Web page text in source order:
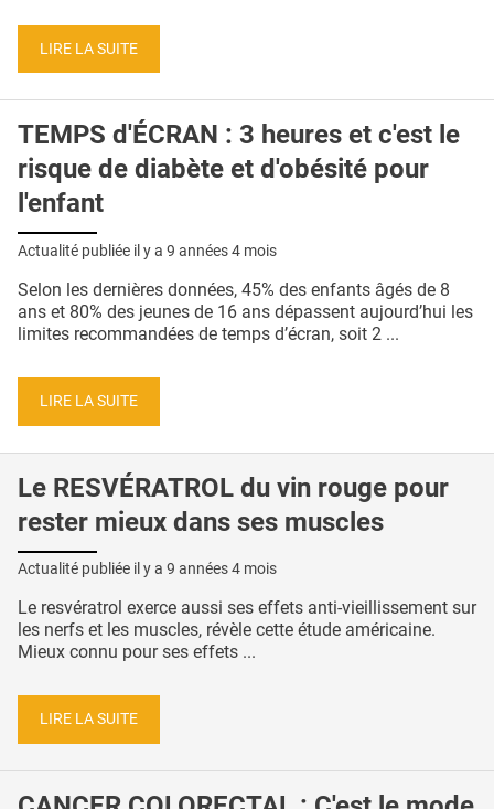
CONDITIONS GÉNÉRALES
CRÉDITS
LIRE LA SUITE
TEMPS d'ÉCRAN : 3 heures et c'est le
risque de diabète et d'obésité pour
l'enfant
Actualité publiée il y a 9 années 4 mois
Selon les dernières données, 45% des enfants âgés de 8
ans et 80% des jeunes de 16 ans dépassent aujourd’hui les
limites recommandées de temps d’écran, soit 2 ...
LIRE LA SUITE
Le RESVÉRATROL du vin rouge pour
rester mieux dans ses muscles
Actualité publiée il y a 9 années 4 mois
Le resvératrol exerce aussi ses effets anti-vieillissement sur
les nerfs et les muscles, révèle cette étude américaine.
Mieux connu pour ses effets ...
LIRE LA SUITE